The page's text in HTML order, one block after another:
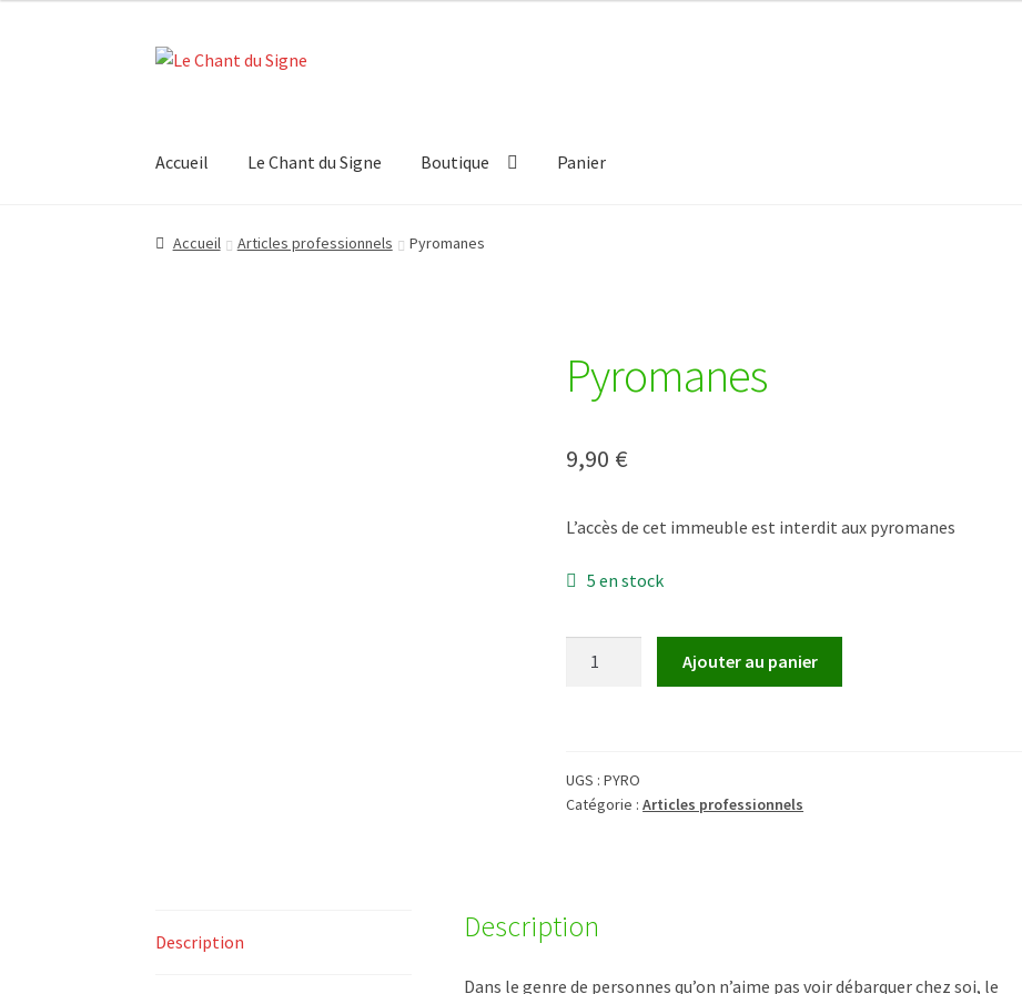
Aller
Aller
Accueil Le Chant du Signe Boutique Panier
Accueil Boutique Contact Mon compte
Accueil Articles professionnels Pyromanes
Pyromanes
9,90 €
L’accès de cet immeuble est interdit aux pyromanes
5 en stock
Ajouter au panier
UGS :PYRO
Catégorie :Articles professionnels
Description Description
Dans le genre de personnes qu’on n’aime pas voir débarquer chez soi, le